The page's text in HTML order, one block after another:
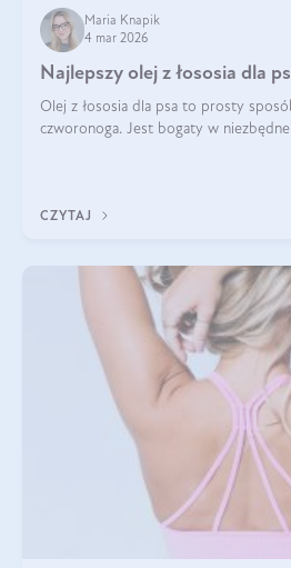
Maria Knapik
4 mar 2026
Najlepszy olej z łososia dla
Olej z łososia dla psa to prosty
czworonoga. Jest bogaty w
CZYTAJ